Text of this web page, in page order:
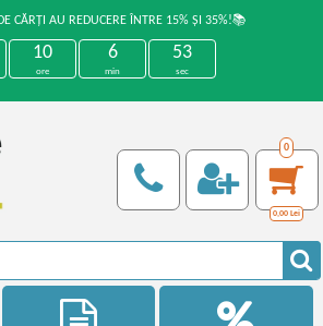
CĂRȚI AU REDUCERE ÎNTRE 15% ȘI 35%!📚
10
ore
6
min
53
sec
0
0,00 Lei